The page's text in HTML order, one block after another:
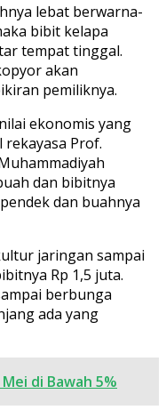
lebat berwarna-
bibit kelapa
tempat tinggal.
akan
pemiliknya.
ekonomis yang
Prof.
dan bibitnya
dan buahnya
jaringan sampai
Rp 1,5 juta.
berbunga
ada yang
di Bawah 5%